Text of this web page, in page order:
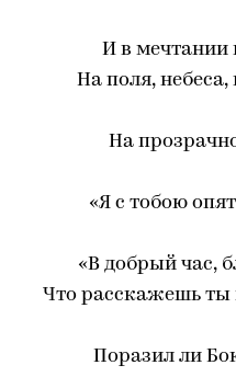
И в мечтании
На поля,
На
«Я с тобою
«В добрый час,
Что расскажешь ты
Поразил ли